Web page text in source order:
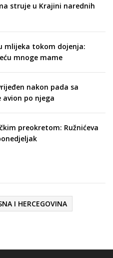
struje u Krajini narednih
mlijeka tokom dojenja:
mnoge mame
nakon pada sa
po njega
preokretom: Ružnićeva
I HERCEGOVINA